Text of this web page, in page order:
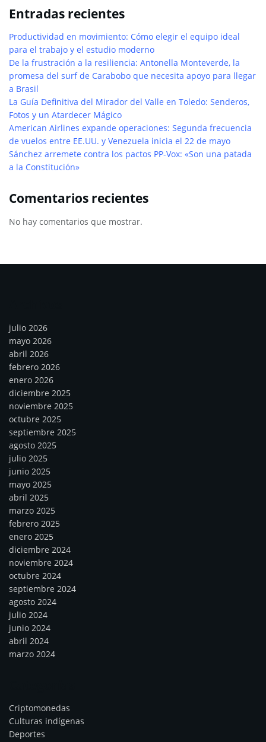
Entradas recientes
Productividad en movimiento: Cómo elegir el equipo ideal
para el trabajo y el estudio moderno
De la frustración a la resiliencia: Antonella Monteverde, la
promesa del surf de Carabobo que necesita apoyo para llegar
a Brasil
La Guía Definitiva del Mirador del Valle en Toledo: Senderos,
Fotos y un Atardecer Mágico
American Airlines expande operaciones: Segunda frecuencia
de vuelos entre EE.UU. y Venezuela inicia el 22 de mayo
Sánchez arremete contra los pactos PP-Vox: «Son una patada
a la Constitución»
Comentarios recientes
No hay comentarios que mostrar.
julio 2026
mayo 2026
abril 2026
febrero 2026
enero 2026
diciembre 2025
noviembre 2025
octubre 2025
septiembre 2025
agosto 2025
julio 2025
junio 2025
mayo 2025
abril 2025
marzo 2025
febrero 2025
enero 2025
diciembre 2024
noviembre 2024
octubre 2024
septiembre 2024
agosto 2024
julio 2024
junio 2024
abril 2024
marzo 2024
Criptomonedas
Culturas indígenas
Deportes